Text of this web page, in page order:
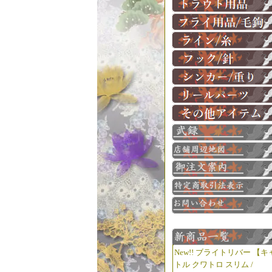
New!! ブライトリバー 【キ
トル クワトロ スリム /